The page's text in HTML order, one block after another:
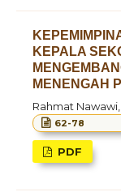
KEPALA
MENENGAH
Rahmat
62-78
PDF